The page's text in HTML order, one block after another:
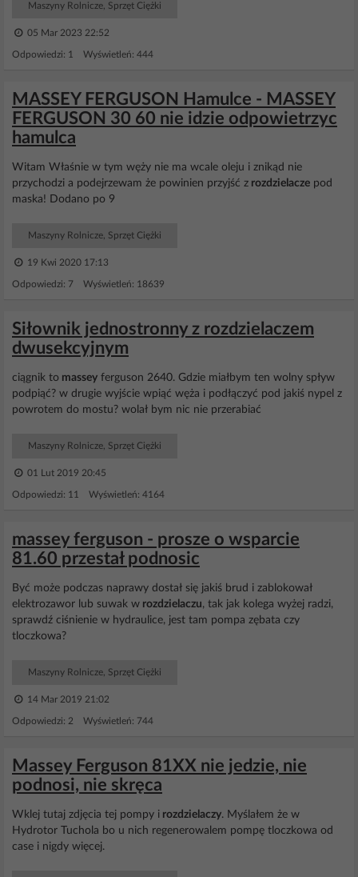
Maszyny Rolnicze, Sprzęt Ciężki
05 Mar 2023 22:52
Odpowiedzi: 1 Wyświetleń: 444
MASSEY FERGUSON Hamulce - MASSEY
FERGUSON 30 60 nie idzie odpowietrzyc
hamulca
Witam Właśnie w tym węży nie ma wcale oleju i znikąd nie
przychodzi a podejrzewam że powinien przyjść z rozdzielacze pod
maska! Dodano po 9
Maszyny Rolnicze, Sprzęt Ciężki
19 Kwi 2020 17:13
Odpowiedzi: 7 Wyświetleń: 18639
Siłownik jednostronny z rozdzielaczem
dwusekcyjnym
ciągnik to massey ferguson 2640. Gdzie miałbym ten wolny spływ
podpiąć? w drugie wyjście wpiąć węża i podłączyć pod jakiś nypel z
powrotem do mostu? wolał bym nic nie przerabiać
Maszyny Rolnicze, Sprzęt Ciężki
01 Lut 2019 20:45
Odpowiedzi: 11 Wyświetleń: 4164
massey ferguson - prosze o wsparcie
81.60 przestał podnosic
Być może podczas naprawy dostał się jakiś brud i zablokował
elektrozawor lub suwak w rozdzielaczu, tak jak kolega wyżej radzi,
sprawdź ciśnienie w hydraulice, jest tam pompa zębata czy
tloczkowa?
Maszyny Rolnicze, Sprzęt Ciężki
14 Mar 2019 21:02
Odpowiedzi: 2 Wyświetleń: 744
Massey Ferguson 81XX nie jedzie, nie
podnosi, nie skręca
Wklej tutaj zdjęcia tej pompy i rozdzielaczy. Myślałem że w
Hydrotor Tuchola bo u nich regenerowalem pompę tloczkowa od
case i nigdy więcej.